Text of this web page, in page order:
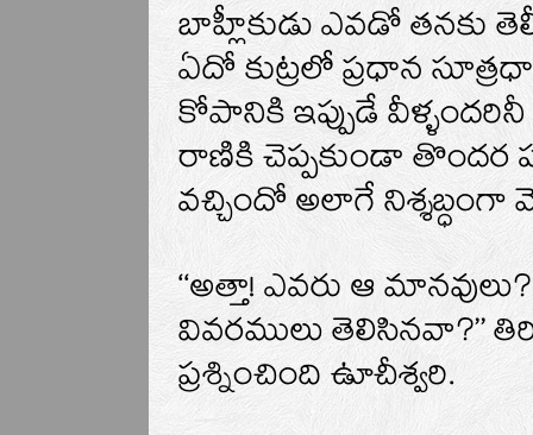
బాహ్లీకుడు ఎవడో తనకు
ఏదో కుట్రలో ప్రధాన
కోపానికి ఇప్పుడే
రాణికి చెప్పకుండా తొందర
వచ్చిందో అలాగే నిశ్శబ్ధంగా
‘‘అత్తా! ఎవరు ఆ
వివరములు తెలిసినవా?’’
ప్రశ్నించింది ఉూచీశ్వరి.